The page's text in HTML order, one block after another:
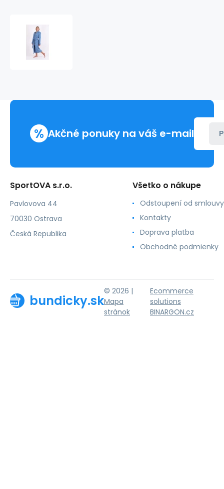
% Akčné ponuky na váš e-mail
SportOVA s.r.o.
Pavlovova 44
70030 Ostrava
Česká Republika
Všetko o nákupe
Odstoupení od smlouvy
Kontakty
Doprava platba
Obchodné podmienky
bundicky.sk
© 2026 |
Mapa
stránok
Ecommerce
solutions
BINARGON.cz